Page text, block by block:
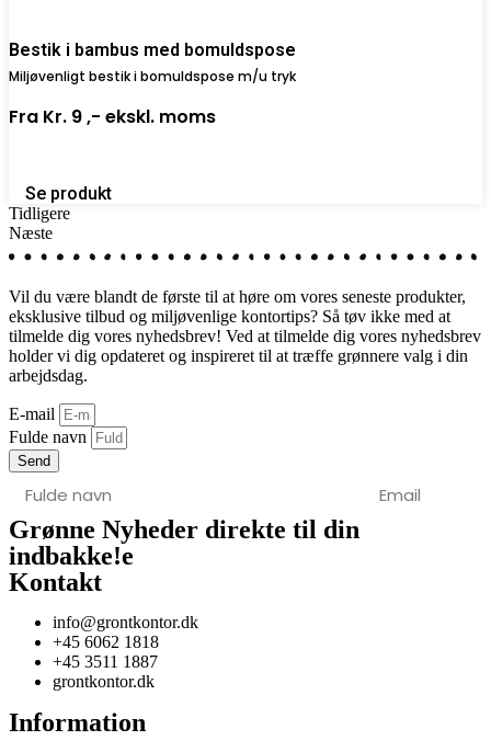
Bestik i bambus med bomuldspose
Miljøvenligt bestik i bomuldspose m/u tryk
Fra Kr. 9 ,- ekskl. moms
Se produkt
Tidligere
Næste
Vil du være blandt de første til at høre om vores seneste produkter,
eksklusive tilbud og miljøvenlige kontortips? Så tøv ikke med at
tilmelde dig vores nyhedsbrev! Ved at tilmelde dig vores nyhedsbrev
holder vi dig opdateret og inspireret til at træffe grønnere valg i din
arbejdsdag.
E-mail
Fulde navn
Send
Grønne Nyheder direkte til din
indbakke!e
Kontakt
info@grontkontor.dk
+45 6062 1818
+45 3511 1887
grontkontor.dk
Information